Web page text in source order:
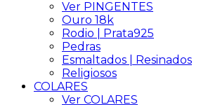
Ver PINGENTES
Ouro 18k
Rodio | Prata925
Pedras
Esmaltados | Resinados
Religiosos
COLARES
Ver COLARES